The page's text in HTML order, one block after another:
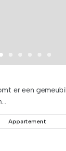
er een
Appartement